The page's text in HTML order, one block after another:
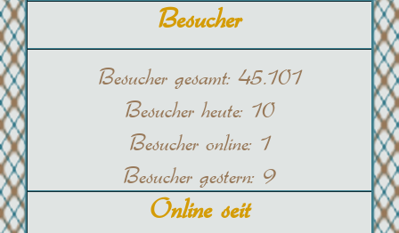
Besucher
Besucher gesamt:45.101
Besucher heute: 10
Besucher online: 1
Besucher gestern: 9
Online seit